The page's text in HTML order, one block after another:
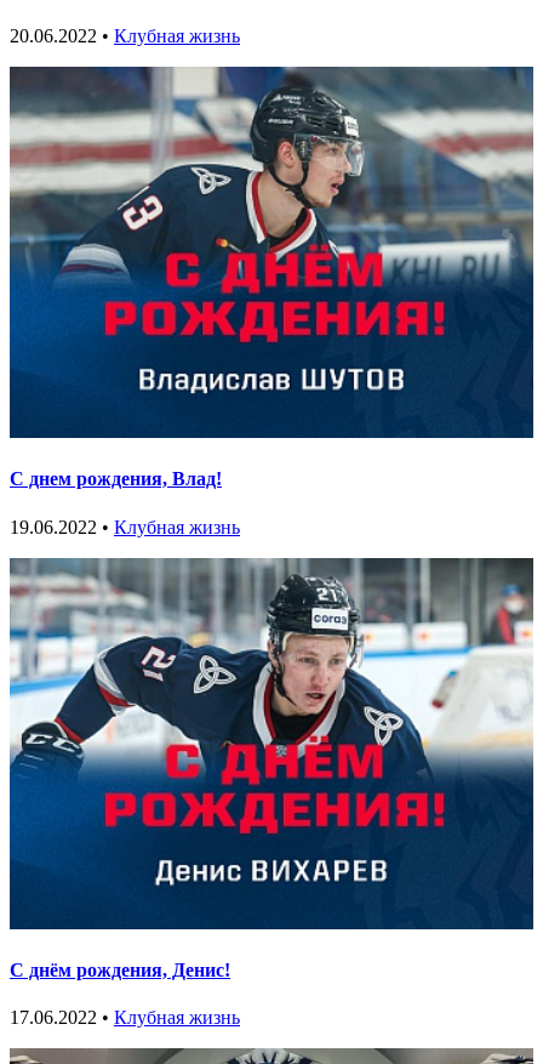
20.06.2022 • Клубная жизнь
С днем рождения, Влад!
19.06.2022 • Клубная жизнь
С днём рождения, Денис!
17.06.2022 • Клубная жизнь